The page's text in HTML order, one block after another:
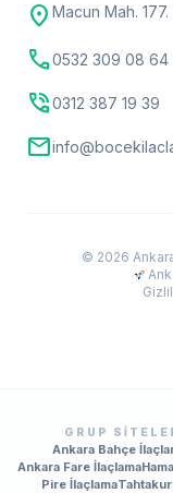
location_on Macun Mah.
call0532 309 08 64
phone_in_talk0312 387 19 39
mail
© 2026
GRUP
Ankara Bahçe
Ankara Fare İlaçlama
Pire İlaçlama